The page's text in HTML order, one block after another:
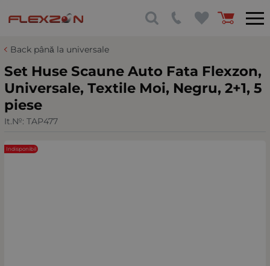
Back până la universale
Set Huse Scaune Auto Fata Flexzon,
Universale, Тextile Мoi, Negru, 2+1, 5
piese
It.№: TAP477
Indisponibil